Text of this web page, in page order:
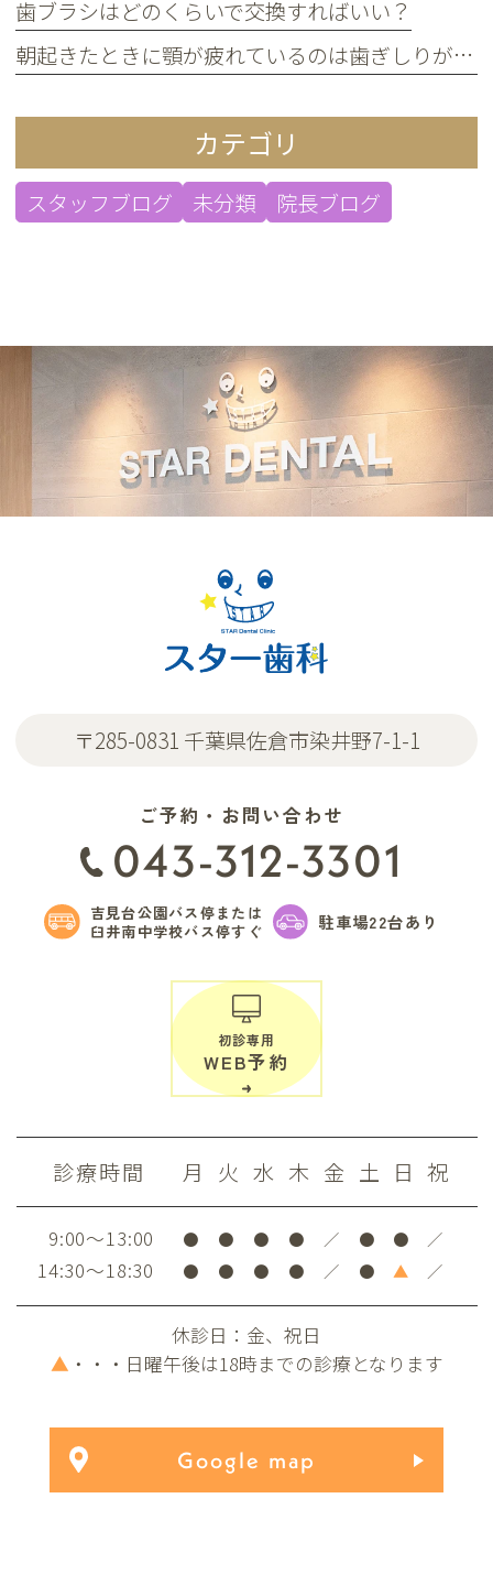
歯ブラシはどのくらいで交換すればいい？
朝起きたときに顎が疲れているのは歯ぎしりが原因？
カテゴリ
スタッフブログ 未分類 院長ブログ
〒285-0831 千葉県佐倉市染井野7-1-1
ご予約・お問い合わせ
043-312-3301
吉見台公園バス停または
臼井南中学校バス停すぐ
駐車場22台あり
初診専用
WEB予約
診療時間 月 火 水 木 金 土 日 祝
9:00～13:00 ● ● ● ● ／ ● ● ／
14:30～18:30 ● ● ● ● ／ ● ▲ ／
休診日：金、祝日
▲ ・・・日曜午後は18時までの診療となります
Google map